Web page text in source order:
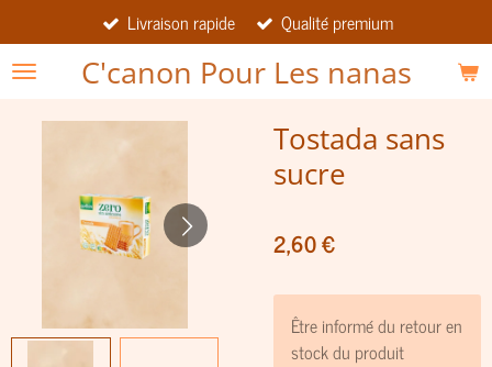
au
contenu
C'canon Pour Les nanas
Livraison rapide Qualité premium
Tostada sans
sucre
2,60 €
Être informé du retour en
stock du produit